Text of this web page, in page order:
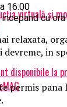
virtuală şi
disponibile la
16:00
cu
relaxata,
devreme, in
permis pana